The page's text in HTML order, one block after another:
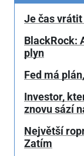
Je čas
BlackRock:
plyn
Fed má
Investor,
znovu sází
Největší
Zatím